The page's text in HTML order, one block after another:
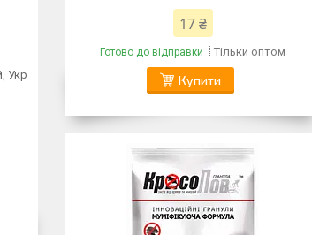
17 ₴
Готово до відправки Тільки оптом
Купити
Укр